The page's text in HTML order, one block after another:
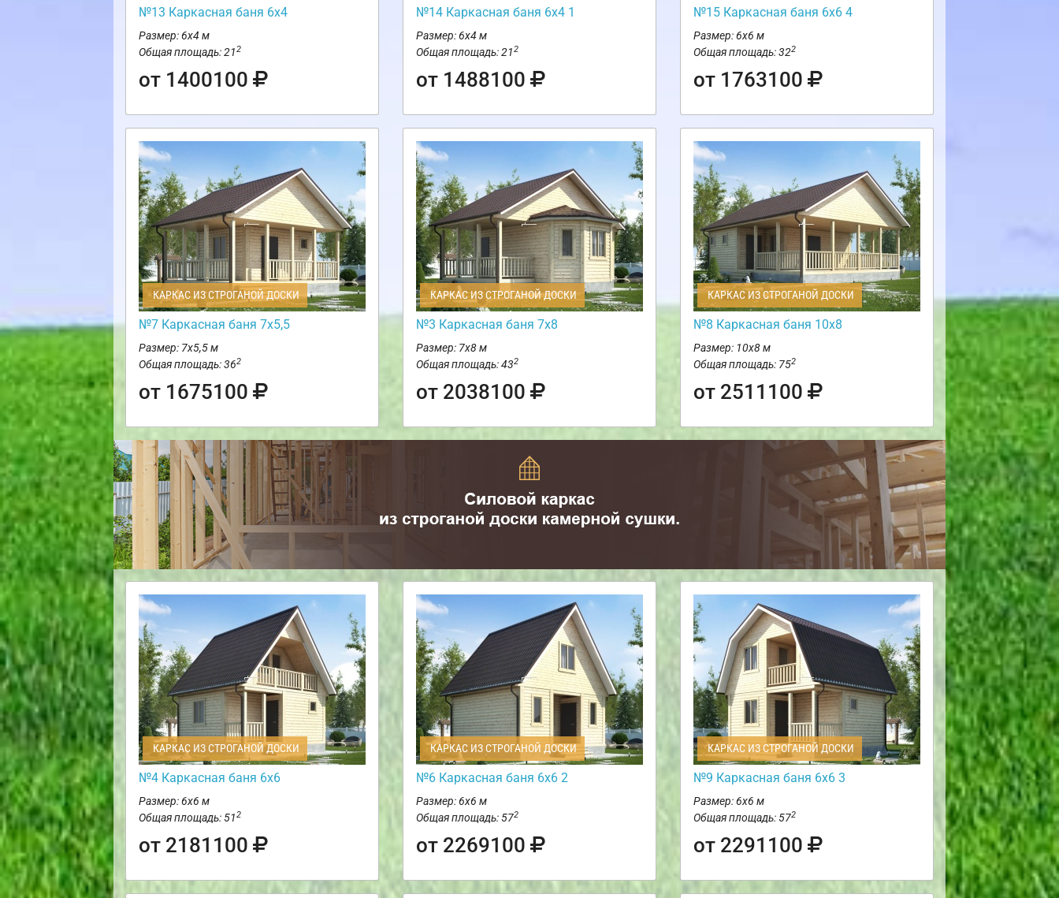
№13 Каркасная баня 6х4
Размер: 6х4 м
Общая площадь: 212
от 1400100
№14 Каркасная баня 6х4 1
Размер: 6х4 м
Общая площадь: 212
от 1488100
№15 Каркасная баня 6х6 4
Размер: 6х6 м
Общая площадь: 322
от 1763100
КАРКАС ИЗ СТРОГАНОЙ ДОСКИ
№7 Каркасная баня 7х5,5
Размер: 7х5,5 м
Общая площадь: 362
от 1675100
КАРКАС ИЗ СТРОГАНОЙ ДОСКИ
№3 Каркасная баня 7х8
Размер: 7х8 м
Общая площадь: 432
от 2038100
КАРКАС ИЗ СТРОГАНОЙ ДОСКИ
№8 Каркасная баня 10х8
Размер: 10х8 м
Общая площадь: 752
от 2511100
КАРКАС ИЗ СТРОГАНОЙ ДОСКИ
№4 Каркасная баня 6х6
Размер: 6х6 м
Общая площадь: 512
от 2181100
КАРКАС ИЗ СТРОГАНОЙ ДОСКИ
№6 Каркасная баня 6х6 2
Размер: 6х6 м
Общая площадь: 572
от 2269100
КАРКАС ИЗ СТРОГАНОЙ ДОСКИ
№9 Каркасная баня 6х6 3
Размер: 6х6 м
Общая площадь: 572
от 2291100